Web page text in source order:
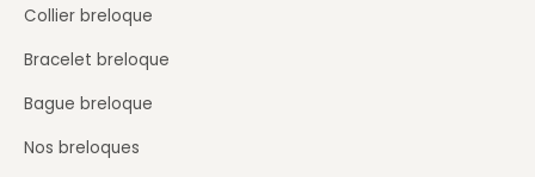
Collier breloque
Bracelet breloque
Bague breloque
Nos breloques